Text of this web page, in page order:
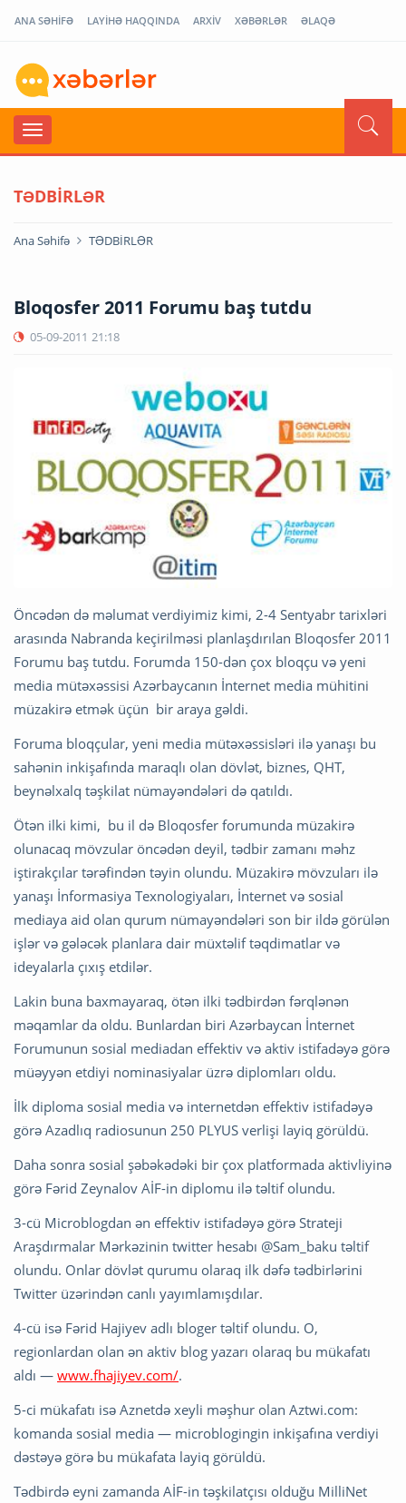
ANA SƏHİFƏ LAYİHƏ HAQQINDA ARXİV XƏBƏRLƏR ƏLAQƏ
TƏDBİRLƏR
Ana Səhifə TƏDBİRLƏR
Bloqosfer 2011 Forumu baş tutdu
05-09-2011 21:18
Öncədən də məlumat verdiyimiz kimi, 2-4 Sentyabr tarixləri
arasında Nabranda keçirilməsi planlaşdırılan Bloqosfer 2011
Forumu baş tutdu. Forumda 150-dən çox bloqçu və yeni
media mütəxəssisi Azərbaycanın İnternet media mühitini
müzakirə etmək üçün bir araya gəldi.
Foruma bloqçular, yeni media mütəxəssisləri ilə yanaşı bu
sahənin inkişafında maraqlı olan dövlət, biznes, QHT,
beynəlxalq təşkilat nümayəndələri də qatıldı.
Ötən ilki kimi, bu il də Bloqosfer forumunda müzakirə
olunacaq mövzular öncədən deyil, tədbir zamanı məhz
iştirakçılar tərəfindən təyin olundu. Müzakirə mövzuları ilə
yanaşı İnformasiya Texnologiyaları, İnternet və sosial
mediaya aid olan qurum nümayəndələri son bir ildə görülən
işlər və gələcək planlara dair müxtəlif təqdimatlar və
ideyalarla çıxış etdilər.
Lakin buna baxmayaraq, ötən ilki tədbirdən fərqlənən
məqamlar da oldu. Bunlardan biri Azərbaycan İnternet
Forumunun sosial mediadan effektiv və aktiv istifadəyə görə
müəyyən etdiyi nominasiyalar üzrə diplomları oldu.
İlk diploma sosial media və internetdən effektiv istifadəyə
görə Azadlıq radiosunun 250 PLYUS verlişi layiq görüldü.
Daha sonra sosial şəbəkədəki bir çox platformada aktivliyinə
görə Fərid Zeynalov AİF-in diplomu ilə təltif olundu.
3-cü Microblogdan ən effektiv istifadəyə görə Strateji
Araşdırmalar Mərkəzinin twitter hesabı @Sam_baku təltif
olundu. Onlar dövlət qurumu olaraq ilk dəfə tədbirlərini
Twitter üzərindən canlı yayımlamışdılar.
4-cü isə Fərid Hajiyev adlı bloger təltif olundu. O,
regionlardan olan ən aktiv blog yazarı olaraq bu mükafatı
aldı — www.fhajiyev.com/.
5-ci mükafatı isə Aznetdə xeyli məşhur olan Aztwi.com:
komanda sosial media — microblogingin inkişafına verdiyi
dəstəyə görə bu mükafata layiq görüldü.
Tədbirdə eyni zamanda AİF-in təşkilatçısı olduğu MilliNet